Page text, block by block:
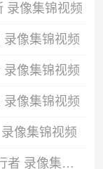
录像集锦视频
像集锦视频
像集锦视频
像集锦视频
像集锦视频
NBA常规赛 开拓者114-110步行者 录像集锦视频